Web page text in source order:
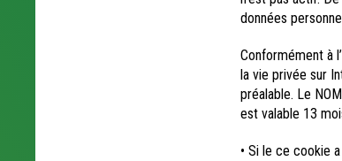
données
Conformément à
la vie privée sur
préalable. Le
est valable 13
• Si le ce cookie